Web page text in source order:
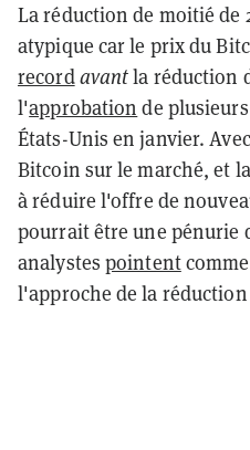
La réduction de moitié de
atypique car le prix du
recordavantla réduction
l'approbation de
États-Unis en janvier.
Bitcoin sur le marché, et
à réduire l'offre de
pourrait être une pénurie
analystes pointent
l'approche de la